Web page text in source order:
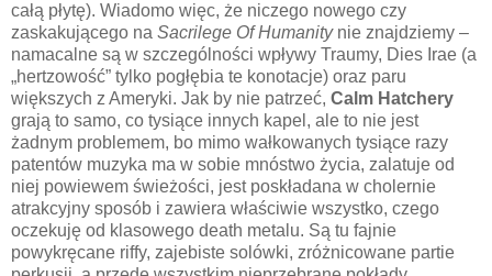
całą płytę). Wiadomo więc, że niczego nowego czy
zaskakującego na Sacrilege Of Humanitynie znajdziemy –
namacalne są w szczególności wpływy Traumy, Dies Irae (a
„hertzowość” tylko pogłębia te konotacje) oraz paru
większych z Ameryki. Jak by nie patrzeć, Calm Hatchery
grają to samo, co tysiące innych kapel, ale to nie jest
żadnym problemem, bo mimo wałkowanych tysiące razy
patentów muzyka ma w sobie mnóstwo życia, zalatuje od
niej powiewem świeżości, jest poskładana w cholernie
atrakcyjny sposób i zawiera właściwie wszystko, czego
oczekuję od klasowego death metalu. Są tu fajnie
powykręcane riffy, zajebiste solówki, zróżnicowane partie